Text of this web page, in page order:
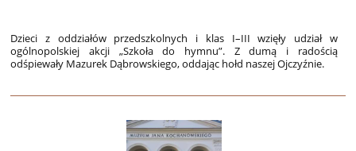
Dzieci z oddziałów przedszkolnych i klas I–III wzięły udział w
ogólnopolskiej akcji „Szkoła do hymnu”. Z dumą i radością
odśpiewały Mazurek Dąbrowskiego, oddając hołd naszej Ojczyźnie.